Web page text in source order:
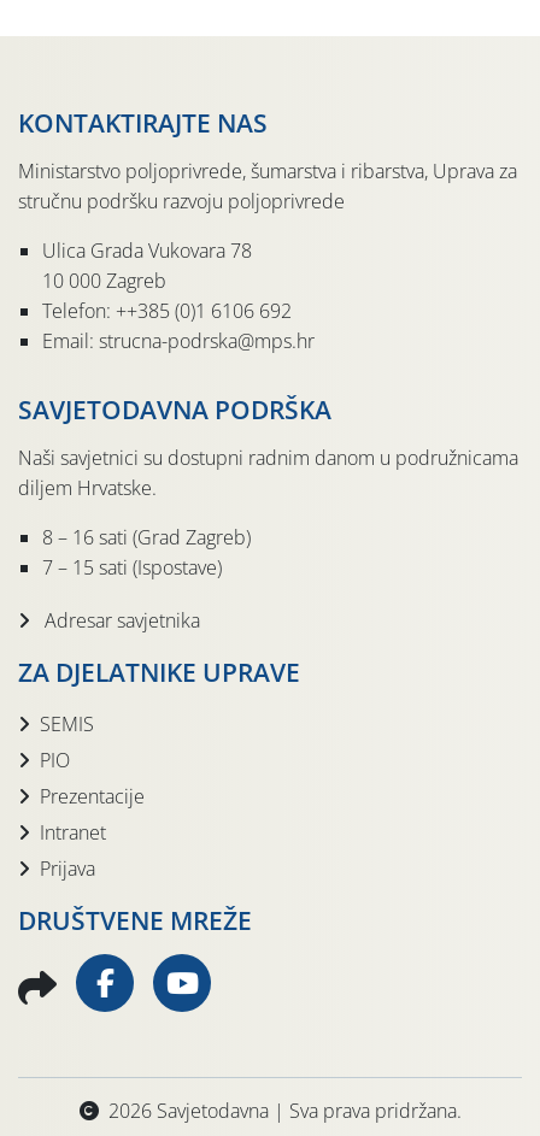
KONTAKTIRAJTE NAS
Ministarstvo poljoprivrede, šumarstva i ribarstva, Uprava za
stručnu podršku razvoju poljoprivrede
Ulica Grada Vukovara 78
10 000 Zagreb
Telefon: ++385 (0)1 6106 692
Email: strucna-podrska@mps.hr
SAVJETODAVNA PODRŠKA
Naši savjetnici su dostupni radnim danom u podružnicama
diljem Hrvatske.
8 – 16 sati (Grad Zagreb)
7 – 15 sati (Ispostave)
Adresar savjetnika
ZA DJELATNIKE UPRAVE
SEMIS
PIO
Prezentacije
Intranet
Prijava
DRUŠTVENE MREŽE
2026 Savjetodavna | Sva prava pridržana.